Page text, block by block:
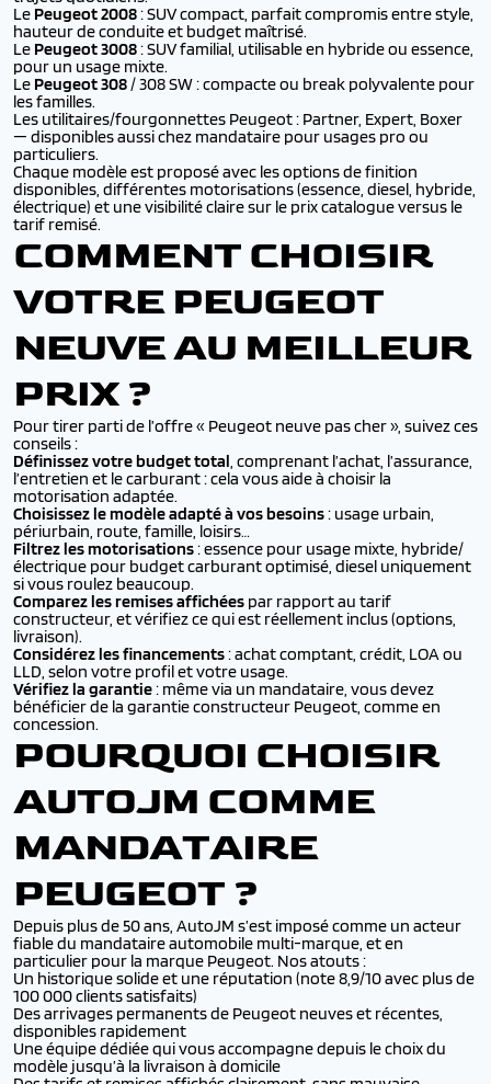
Le Peugeot 2008: SUV compact, parfait compromis entre style,
hauteur de conduite et budget maîtrisé.
Le Peugeot 3008: SUV familial, utilisable en hybride ou essence,
pour un usage mixte.
Le Peugeot 308/ 308 SW : compacte ou break polyvalente pour
les familles.
Les utilitaires/fourgonnettes Peugeot : Partner, Expert, Boxer
— disponibles aussi chez mandataire pour usages pro ou
particuliers.
Chaque modèle est proposé avec les options de finition
disponibles, différentes motorisations (essence, diesel, hybride,
électrique) et une visibilité claire sur le prix catalogue versus le
tarif remisé.
COMMENT CHOISIR
VOTRE PEUGEOT
NEUVE AU MEILLEUR
PRIX ?
Pour tirer parti de l’offre « Peugeot neuve pas cher », suivez ces
conseils :
Définissez votre budget total, comprenant l’achat, l’assurance,
l’entretien et le carburant : cela vous aide à choisir la
motorisation adaptée.
Choisissez le modèle adapté à vos besoins: usage urbain,
périurbain, route, famille, loisirs…
Filtrez les motorisations: essence pour usage mixte, hybride/
électrique pour budget carburant optimisé, diesel uniquement
si vous roulez beaucoup.
Comparez les remises affichées par rapport au tarif
constructeur, et vérifiez ce qui est réellement inclus (options,
livraison).
Considérez les financements: achat comptant, crédit, LOA ou
LLD, selon votre profil et votre usage.
Vérifiez la garantie: même via un mandataire, vous devez
bénéficier de la garantie constructeur Peugeot, comme en
concession.
POURQUOI CHOISIR
AUTOJM COMME
MANDATAIRE
PEUGEOT ?
Depuis plus de 50 ans, AutoJM s’est imposé comme un acteur
fiable du mandataire automobile multi-marque, et en
particulier pour la marque Peugeot. Nos atouts :
Un historique solide et une réputation (note 8,9/10 avec plus de
100 000 clients satisfaits)
Des arrivages permanents de Peugeot neuves et récentes,
disponibles rapidement
Une équipe dédiée qui vous accompagne depuis le choix du
modèle jusqu’à la livraison à domicile